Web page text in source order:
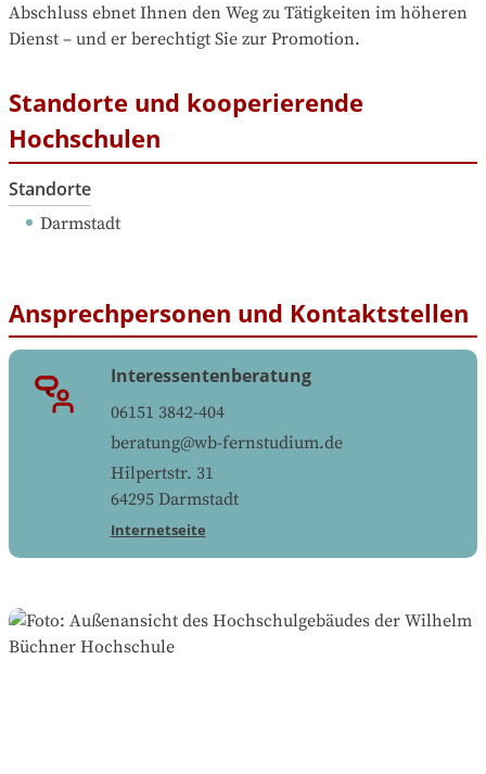
Abschluss ebnet Ihnen den Weg zu Tätigkeiten im höheren
Dienst – und er berechtigt Sie zur Promotion.
Standorte und kooperierende
Hochschulen
Standorte
Darmstadt
Ansprechpersonen und Kontaktstellen
Interessentenberatung
06151 3842-404
beratung@wb-fernstudium.de
Hilpertstr. 31
64295 Darmstadt
Internetseite